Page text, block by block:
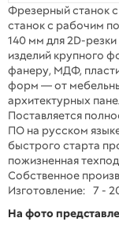
Фрезерный станок
станок с рабочим
140 мм для 2D-
изделий крупного
фанеру, МДФ,
форм — от
архитектурных
Поставляется
ПО на русском
быстрого старта
пожизненная
Собственное
Изготовление: 7 -
На фото